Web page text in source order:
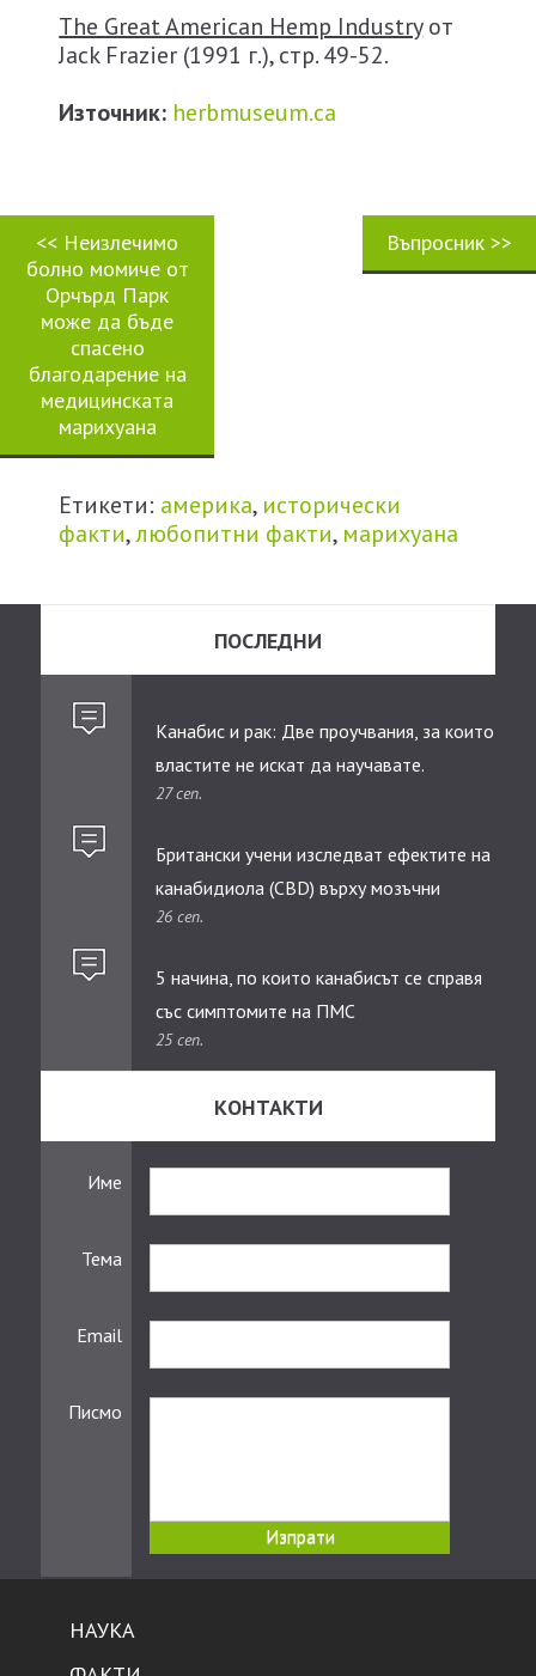
The Great American Hemp Industryот
Jack Frazier (1991 г.), стр. 49-52.
Източник: herbmuseum.ca
<< Неизлечимо
болно момиче от
Орчърд Парк
може да бъде
спасено
благодарение на
медицинската
марихуана
Въпросник >>
Етикети: америка, исторически
факти,любопитни факти, марихуана
ПОСЛЕДНИ
Канабис и рак: Две проучвания, за които
властите не искат да научавате.
27 сеп.
Британски учени изследват ефектите на
канабидиолa (CBD) върху мозъчни
тумори при деца
26 сеп.
5 начина, по които канабисът се справя
със симптомите на ПМС
25 сеп.
КОНТАКТИ
Име
Тема
Email
Писмо
НАУКА